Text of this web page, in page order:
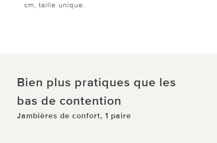
cm, taille unique.
Bien plus pratiques que les
bas de contention
Jambières de confort, 1 paire